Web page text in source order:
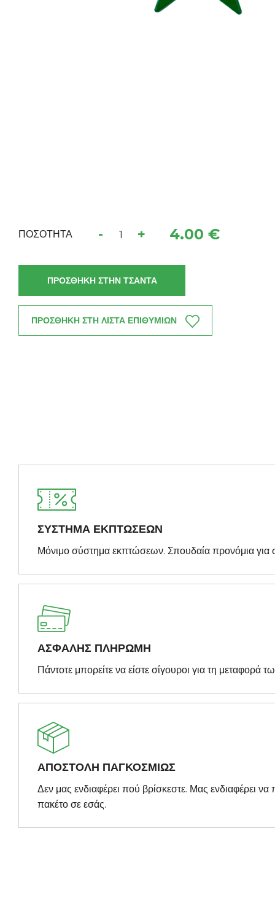
ΠΟΣΟΤΗΤΑ - + 4.00 €
ΠΡΟΣΘΗΚΗ ΣΤΗΝ ΤΣΑΝΤΑ
ΠΡΟΣΘΗΚΗ ΣΤΗ ΛΙΣΤΑ ΕΠΙΘΥΜΙΩΝ
ΣΥΣΤΗΜΑ ΕΚΠΤΩΣΕΩΝ
Μόνιμο σύστημα εκπτώσεων. Σπουδαία προνόμια για
ΑΣΦΑΛΗΣ ΠΛΗΡΩΜΗ
Πάντοτε μπορείτε να είστε σίγουροι για τη μεταφορά
ΑΠΟΣΤΟΛΗ ΠΑΓΚΟΣΜΙΩΣ
Δεν μας ενδιαφέρει πού βρίσκεστε. Μας ενδιαφέρει
πακέτο σε εσάς.